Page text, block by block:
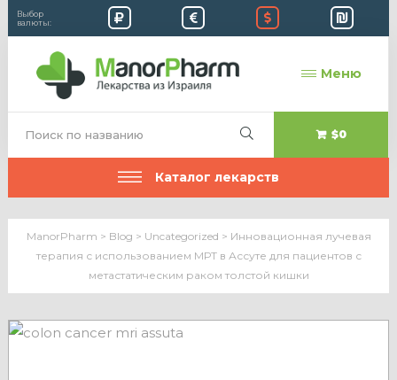
Выбор
валюты:
Меню
$0
Каталог лекарств
ManorPharm > Blog > Uncategorized > Инновационная лучевая
терапия с использованием МРТ в Ассуте для пациентов с
метастатическим раком толстой кишки